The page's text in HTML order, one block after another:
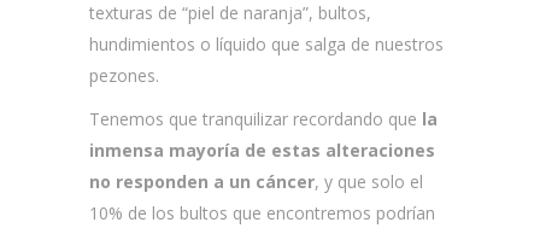
texturas de “piel de naranja”, bultos,
hundimientos o líquido que salga de nuestros
pezones.
Tenemos que tranquilizar recordando que la
inmensa mayoría de estas alteraciones
no responden a un cáncer, y que solo el
10% de los bultos que encontremos podrían